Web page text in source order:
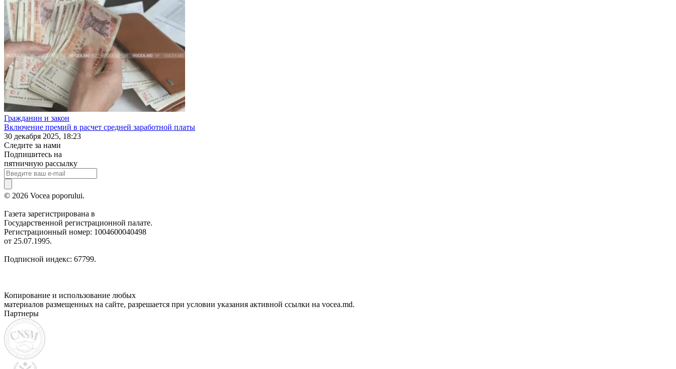
Гражданин и закон
Включение премий в расчет средней заработной платы
30 декабря 2025, 18:23
Следите за нами
Подпишитесь на
пятничную рассылку
© 2026 Vocea poporului.
Газета зарегистрирована в
Государственной регистрационной палате.
Регистрационный номер: 1004600040498
от 25.07.1995.
Подписной индекс: 67799.
Копирование и использование любых
материалов размещенных на сайте, разрешается при условии указания активной ссылки на vocea.md.
Партнеры